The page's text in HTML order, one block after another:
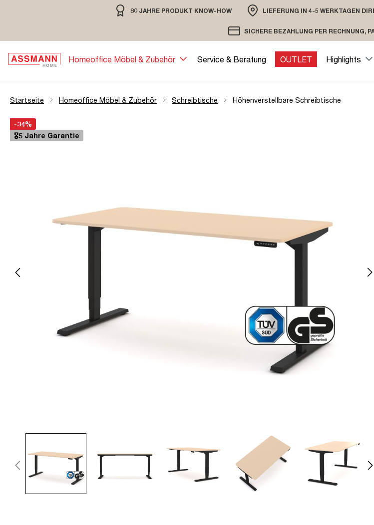
Zur Hauptnavigation springen80 JAHRE PRODUKT KNOW-HOW
80 JAHRE MÖBELBAU MIT TRADITION
LIEFERUNG IN 4-5 WERKTAGEN
VERSAND PER DHL ODER
SICHERE BEZAHLUNG PER RECHNUNG,
VERSCHLÜSSELTE
Homeoffice Möbel & Zubehör Service & Beratung OUTLET Highlights
Startseite Homeoffice Möbel & Zubehör Schreibtische Höhenverstellbare Schreibtische
Bildergalerie überspringen
Öffne Zoom-Modal
-34%
🎖️5 Jahre Garantie